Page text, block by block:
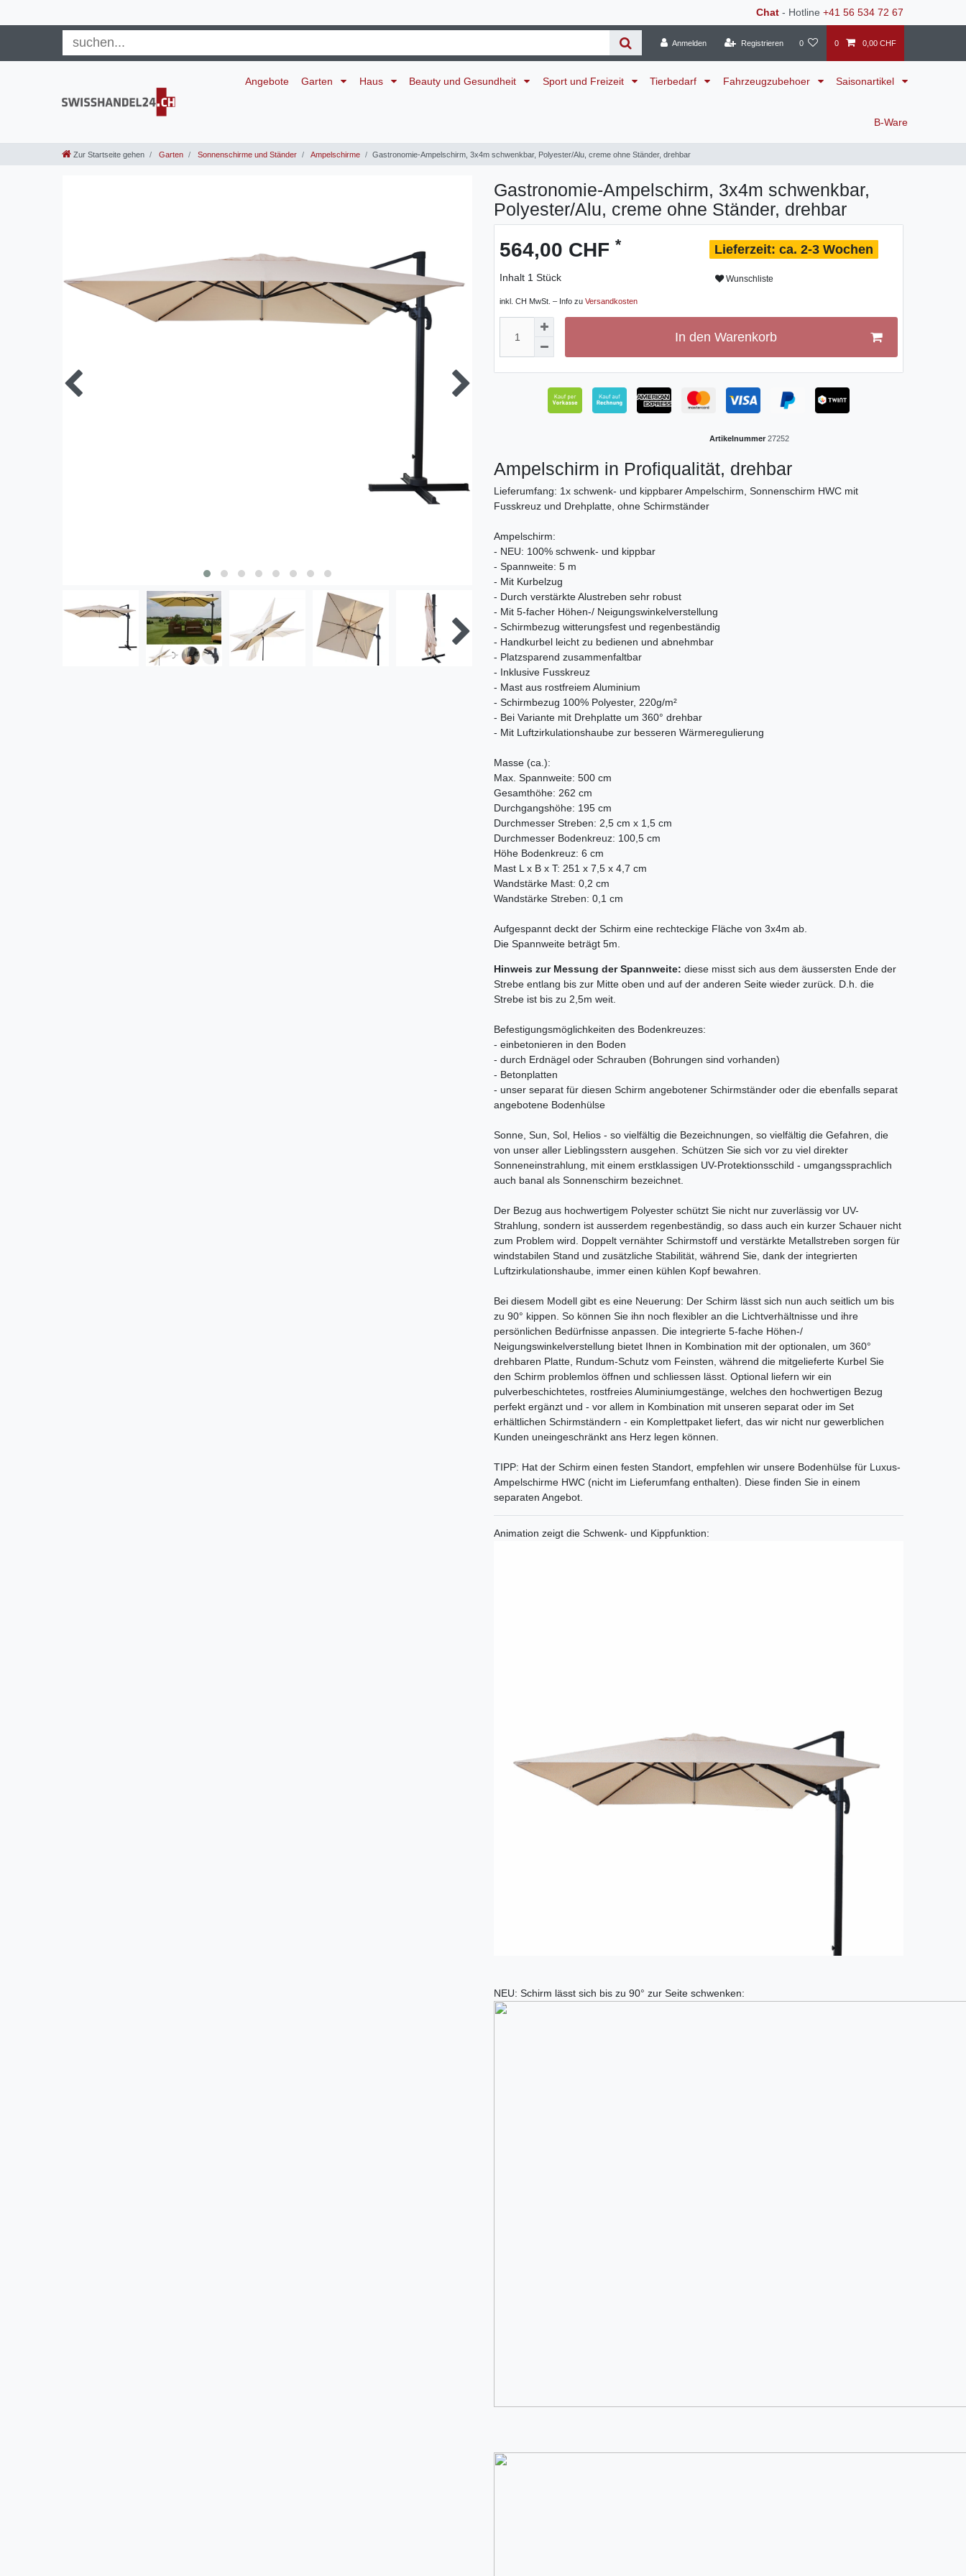
Chat - Hotline +41 56 534 72 67
Anmelden Registrieren 0 0 0,00 CHF
Angebote Garten Haus Beauty und Gesundheit Sport und Freizeit Tierbedarf Fahrzeugzubehoer Saisonartikel
B-Ware
Zur Startseite gehen Garten Sonnenschirme und Ständer Ampelschirme Gastronomie-Ampelschirm, 3x4m schwenkbar, Polyester/Alu, creme ohne Ständer, drehbar
Gastronomie-Ampelschirm, 3x4m schwenkbar,
Polyester/Alu, creme ohne Ständer, drehbar
564,00 CHF *
Inhalt 1 Stück
inkl. CH MwSt. – Info zu Versandkosten
ca. 2-3 Wochen
Wunschliste
In den Warenkorb
Artikelnummer 27252
Ampelschirm in Profiqualität, drehbar
Lieferumfang: 1x schwenk- und kippbarer Ampelschirm, Sonnenschirm HWC mit
Fusskreuz und Drehplatte, ohne Schirmständer
Ampelschirm:
- NEU: 100% schwenk- und kippbar
- Spannweite: 5 m
- Mit Kurbelzug
- Durch verstärkte Alustreben sehr robust
- Mit 5-facher Höhen-/ Neigungswinkelverstellung
- Schirmbezug witterungsfest und regenbeständig
- Handkurbel leicht zu bedienen und abnehmbar
- Platzsparend zusammenfaltbar
- Inklusive Fusskreuz
- Mast aus rostfreiem Aluminium
- Schirmbezug 100% Polyester, 220g/m²
- Bei Variante mit Drehplatte um 360° drehbar
- Mit Luftzirkulationshaube zur besseren Wärmeregulierung
Masse (ca.):
Max. Spannweite: 500 cm
Gesamthöhe: 262 cm
Durchgangshöhe: 195 cm
Durchmesser Streben: 2,5 cm x 1,5 cm
Durchmesser Bodenkreuz: 100,5 cm
Höhe Bodenkreuz: 6 cm
Mast L x B x T: 251 x 7,5 x 4,7 cm
Wandstärke Mast: 0,2 cm
Wandstärke Streben: 0,1 cm
Aufgespannt deckt der Schirm eine rechteckige Fläche von 3x4m ab.
Die Spannweite beträgt 5m.
Hinweis zur Messung der Spannweite: diese misst sich aus dem äussersten Ende der
Strebe entlang bis zur Mitte oben und auf der anderen Seite wieder zurück. D.h. die
Strebe ist bis zu 2,5m weit.
Befestigungsmöglichkeiten des Bodenkreuzes:
- einbetonieren in den Boden
- durch Erdnägel oder Schrauben (Bohrungen sind vorhanden)
- Betonplatten
- unser separat für diesen Schirm angebotener Schirmständer oder die ebenfalls separat
angebotene Bodenhülse
Sonne, Sun, Sol, Helios - so vielfältig die Bezeichnungen, so vielfältig die Gefahren, die
von unser aller Lieblingsstern ausgehen. Schützen Sie sich vor zu viel direkter
Sonneneinstrahlung, mit einem erstklassigen UV-Protektionsschild - umgangssprachlich
auch banal als Sonnenschirm bezeichnet.
Der Bezug aus hochwertigem Polyester schützt Sie nicht nur zuverlässig vor UV-
Strahlung, sondern ist ausserdem regenbeständig, so dass auch ein kurzer Schauer nicht
zum Problem wird. Doppelt vernähter Schirmstoff und verstärkte Metallstreben sorgen für
windstabilen Stand und zusätzliche Stabilität, während Sie, dank der integrierten
Luftzirkulationshaube, immer einen kühlen Kopf bewahren.
Bei diesem Modell gibt es eine Neuerung: Der Schirm lässt sich nun auch seitlich um bis
zu 90° kippen. So können Sie ihn noch flexibler an die Lichtverhältnisse und ihre
persönlichen Bedürfnisse anpassen. Die integrierte 5-fache Höhen-/
Neigungswinkelverstellung bietet Ihnen in Kombination mit der optionalen, um 360°
drehbaren Platte, Rundum-Schutz vom Feinsten, während die mitgelieferte Kurbel Sie
den Schirm problemlos öffnen und schliessen lässt. Optional liefern wir ein
pulverbeschichtetes, rostfreies Aluminiumgestänge, welches den hochwertigen Bezug
perfekt ergänzt und - vor allem in Kombination mit unseren separat oder im Set
erhältlichen Schirmständern - ein Komplettpaket liefert, das wir nicht nur gewerblichen
Kunden uneingeschränkt ans Herz legen können.
TIPP: Hat der Schirm einen festen Standort, empfehlen wir unsere Bodenhülse für Luxus-
Ampelschirme HWC (nicht im Lieferumfang enthalten). Diese finden Sie in einem
separaten Angebot.
Animation zeigt die Schwenk- und Kippfunktion:
NEU: Schirm lässt sich bis zu 90° zur Seite schwenken: